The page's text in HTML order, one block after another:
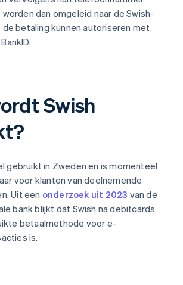
dan omgeleid naar de Swish-
de betaling kunnen autoriseren met
Swish
gebruikt in Zweden en is momenteel
voor klanten van deelnemende
Uit een onderzoek uit 2023 van de
bank blijkt dat Swish na debitcards
betaalmethode voor e-
is.